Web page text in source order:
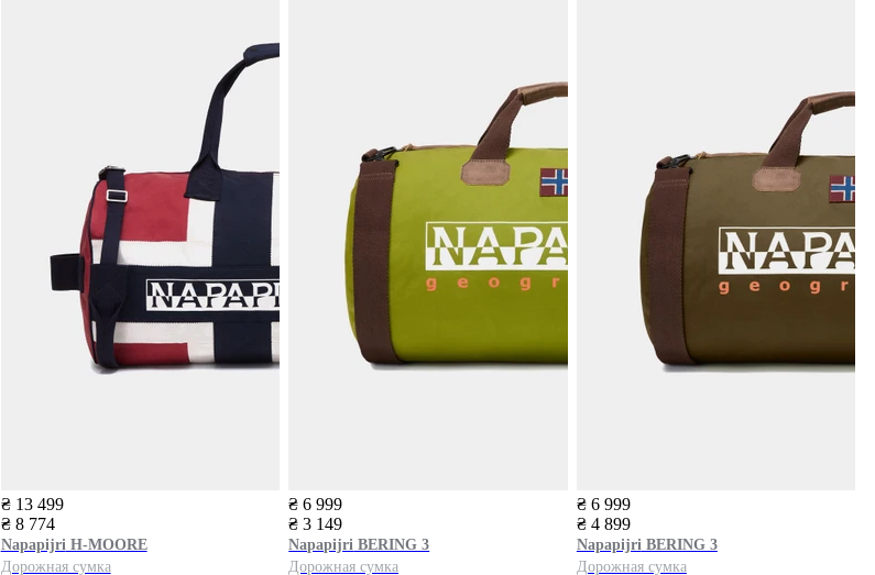
₴ 13 499
₴ 8 774
Napapijri H-MOORE
Дорожная сумка
₴ 6 999
₴ 3 149
Napapijri BERING 3
Дорожная сумка
₴ 6 999
₴ 4 899
Napapijri BERING 3
Дорожная сумка